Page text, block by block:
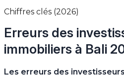
Chiffres clés (2026)
Erreurs des
immobiliers à Bali
Les erreurs des